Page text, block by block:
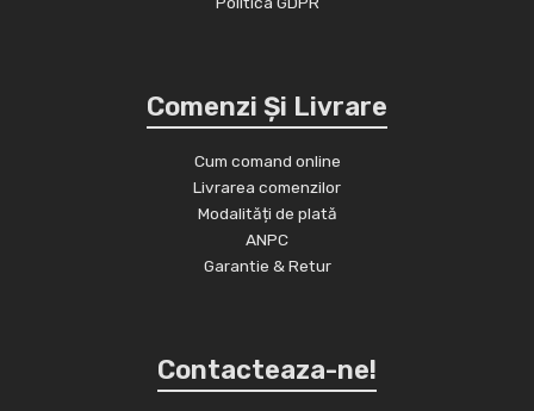
Comenzi Și Livrare
Cum comand online
Livrarea comenzilor
Modalități de plată
ANPC
Garantie & Retur
Contacteaza-ne!